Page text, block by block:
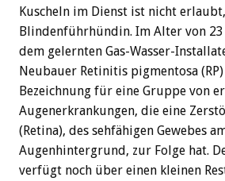
Kuscheln im Dienst ist nicht
Blindenführhündin. Im Alter von 23
dem gelernten Gas-Wasser-
Neubauer Retinitis pigmentosa (RP)
Bezeichnung für eine Gruppe von
Augenerkrankungen, die eine
(Retina), des sehfähigen Gewebes
Augenhintergrund, zur Folge hat.
verfügt noch über einen kleinen